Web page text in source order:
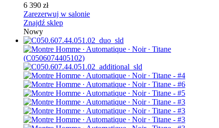
6 390 zł
Zarezerwuj w salonie
Znajdź sklep
Nowy